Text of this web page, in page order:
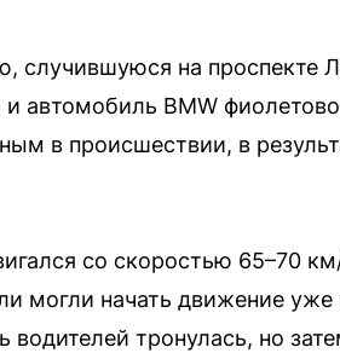
случившуюся на проспекте
автомобиль BMW
в происшествии, в
со скоростью 65–70
могли начать движение уже
тронулась, но